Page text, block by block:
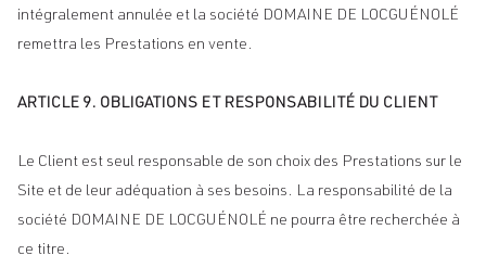
intégralement annulée et la société DOMAINE DE LOCGUÉNOLÉ
remettra les Prestations en vente.
ARTICLE 9. OBLIGATIONS ET RESPONSABILITÉ DU CLIENT
Le Client est seul responsable de son choix des Prestations sur le
Site et de leur adéquation à ses besoins. La responsabilité de la
société DOMAINE DE LOCGUÉNOLÉ ne pourra être recherchée à
ce titre.